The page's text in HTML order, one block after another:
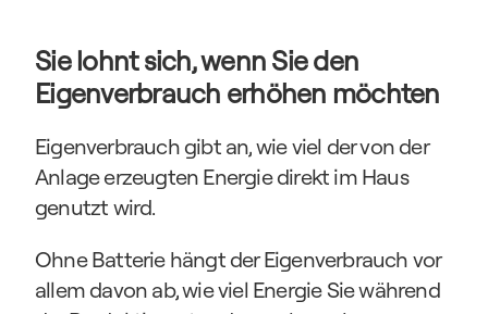
Sie lohnt sich, wenn Sie den
Eigenverbrauch erhöhen möchten
Eigenverbrauch gibt an, wie viel der von der
Anlage erzeugten Energie direkt im Haus
genutzt wird.
Ohne Batterie hängt der Eigenverbrauch vor
allem davon ab, wie viel Energie Sie während